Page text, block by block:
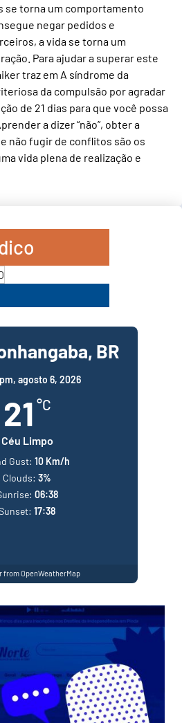
se torna um comportamento
negar pedidos e
a vida se torna um
Para ajudar a superar este
traz em A síndrome da
da compulsão por agradar
de 21 dias para que você possa
a dizer “não”, obter a
não fugir de conflitos são os
vida plena de realização e
BR
pm, agosto 6, 2026
21 °C
Céu Limpo
Gust: 10 Km/h
Clouds: 3%
06:38
17:38
from OpenWeatherMap